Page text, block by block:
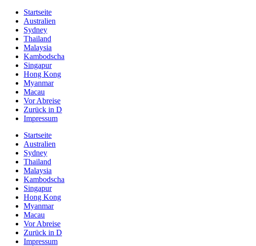
Startseite
Australien
Sydney
Thailand
Malaysia
Kambodscha
Singapur
Hong Kong
Myanmar
Macau
Vor Abreise
Zurück in D
Impressum
Startseite
Australien
Sydney
Thailand
Malaysia
Kambodscha
Singapur
Hong Kong
Myanmar
Macau
Vor Abreise
Zurück in D
Impressum